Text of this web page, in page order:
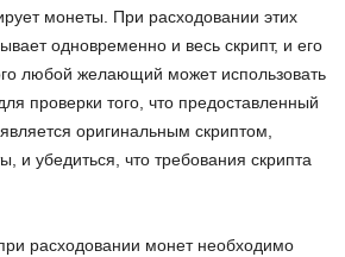
монеты. При расходовании этих
одновременно и весь скрипт, и его
любой желающий может использовать
проверки того, что предоставленный
оригинальным скриптом,
и убедиться, что требования скрипта
расходовании монет необходимо